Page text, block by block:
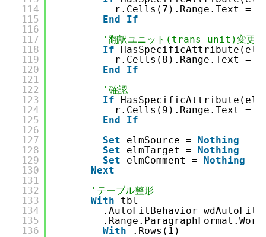
114
115
116
117
118
119
120
121
122
123
124
125
126
127
128
129
130
131
132
133
134
135
136
r.Cells(7).Range.Text =
End
If
'翻訳ユニット(trans-unit)変更日
If
r.Cells(8).Range.Text =
End
If
'確認
If
r.Cells(9).Range.Text =
End
If
Set
elmSource = Nothing
Set
elmTarget = Nothing
Set
elmComment = Nothing
Next
'テーブル整形
With
tbl
.AutoFitBehavior
With
.Rows(1)